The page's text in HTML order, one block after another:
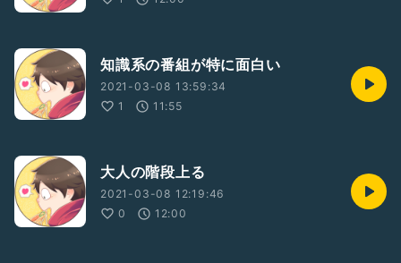
知識系の番組が特に面白い
2021-03-08 13:59:34
1
11:55
大人の階段上る
2021-03-08 12:19:46
0
12:00